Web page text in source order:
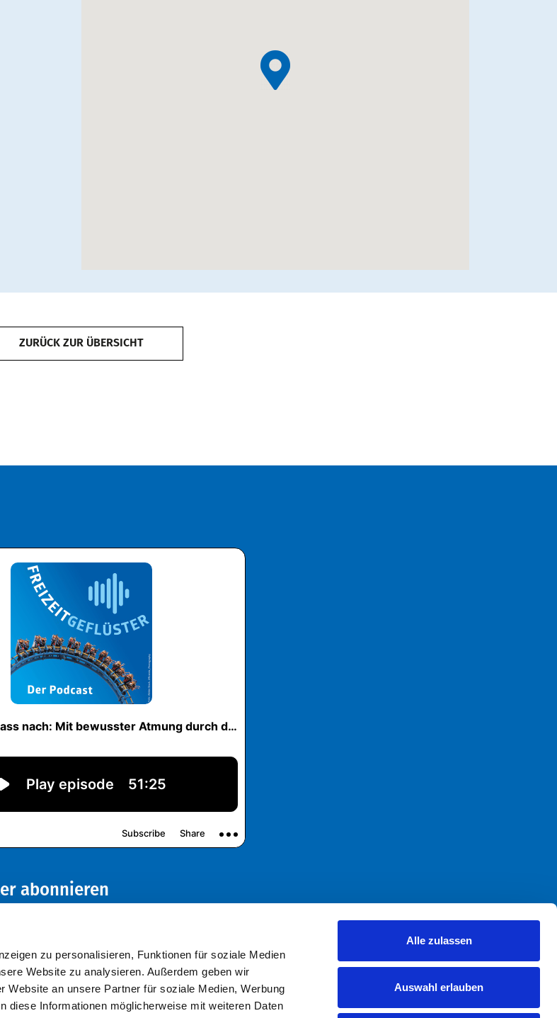
zu personalisieren, Funktionen für soziale Medien
Website zu analysieren. Außerdem geben wir
Website an unsere Partner für soziale Medien, Werbung
diese Informationen möglicherweise mit weiteren Daten
Alle zulassen
Auswahl erlauben
ZURÜCK ZUR ÜBERSICHT
abonnieren
Mitgliederportal
Verband
Mitglieder
Presseservice
Mentoring